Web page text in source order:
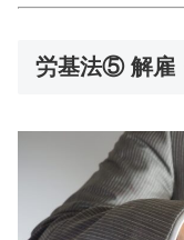
労基法⑤ 解雇